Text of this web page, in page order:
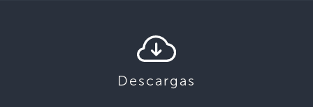
Descargas